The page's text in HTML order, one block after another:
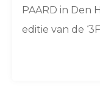
PAARD in Den
editie van de